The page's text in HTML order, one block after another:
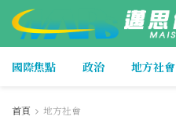
國際焦點 政治 地方社會
首頁 地方社會